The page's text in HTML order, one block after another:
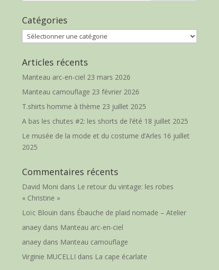
Catégories
Catégories
Articles récents
Manteau arc-en-ciel 23 mars 2026
Manteau camouflage 23 février 2026
T.shirts homme à thème 23 juillet 2025
A bas les chutes #2: les shorts de l’été 18 juillet 2025
Le musée de la mode et du costume d’Arles 16 juillet
2025
Commentaires récents
David Moni dans Le retour du vintage: les robes
« Christine »
Loïc Blouin dans Ébauche de plaid nomade – Atelier
anaeydans Manteau arc-en-ciel
anaeydans Manteau camouflage
Virginie MUCELLI dans La cape écarlate